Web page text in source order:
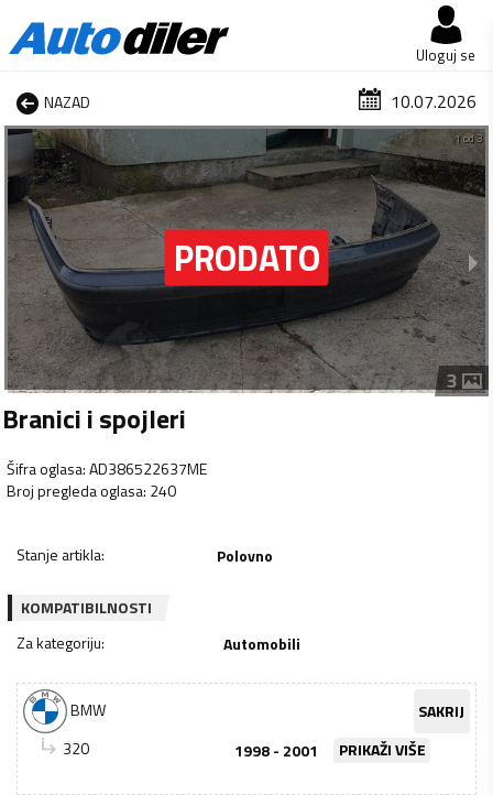
Uloguj se
NAZAD 10.07.2026
1 od 3
3
Branici i spojleri
Šifra oglasa:AD386522637ME
Broj pregleda oglasa: 240
Stanje artikla: Polovno
KOMPATIBILNOSTI
Za kategoriju: Automobili
BMW
SAKRIJ
320
1998 - 2001 PRIKAŽI VIŠE